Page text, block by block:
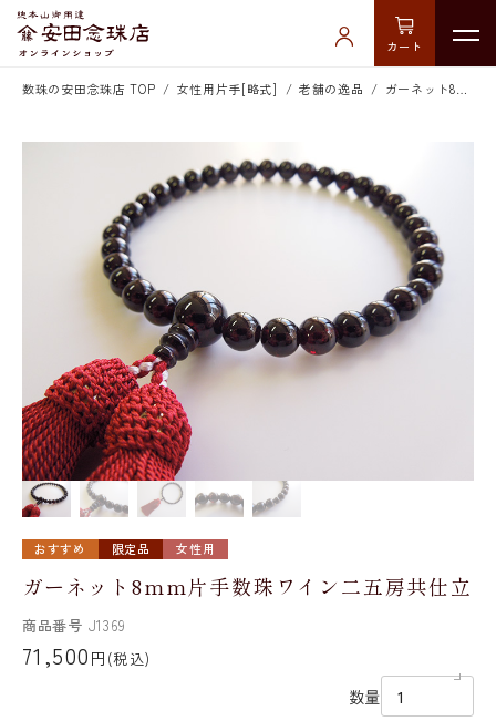
カート
数珠の安田念珠店 TOP 女性用片手[略式] 老舗の逸品 ガーネット8mm片手数珠ワイン二五房共仕立
おすすめ 限定品 女性用
ガーネット8mm片手数珠ワイン二五房共仕立
商品番号 J1369
71,500 円 (税込)
数量